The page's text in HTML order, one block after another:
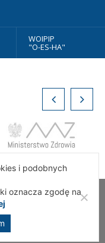
WOIPIP
"O-ES-HA"
Okręgowa Izba
i podobnych
oznacza zgodę na